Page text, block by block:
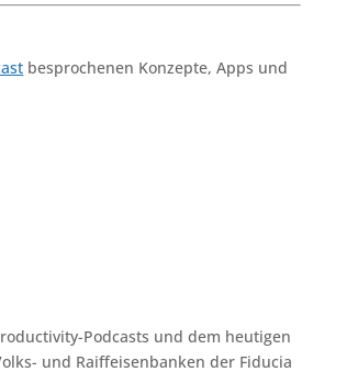
besprochenen Konzepte, Apps und
Podcasts und dem heutigen
und Raiffeisenbanken der Fiducia